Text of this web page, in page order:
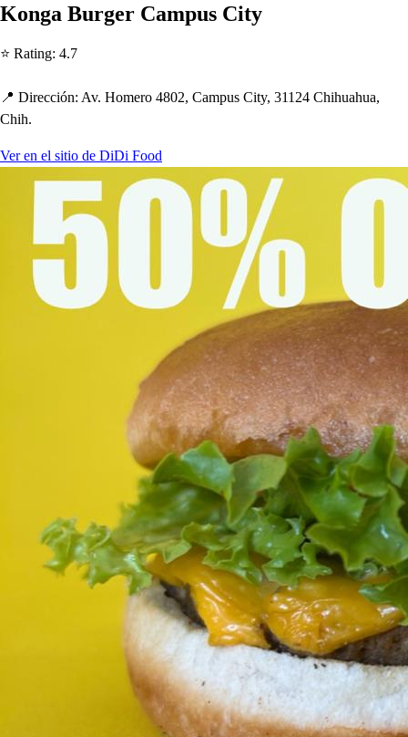
Konga Burger Campus City
⭐ Rating: 4.7
📍 Dirección: Av. Homero 4802, Campus City, 31124 Chihuahua,
Chih.
Ver en el sitio de DiDi Food